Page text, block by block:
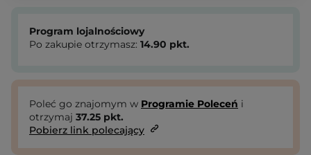
Program lojalnościowy
Po zakupie otrzymasz: 14.90 pkt.
Poleć go znajomym w Programie Poleceń i
otrzymaj 37.25 pkt.
Pobierz link polecający